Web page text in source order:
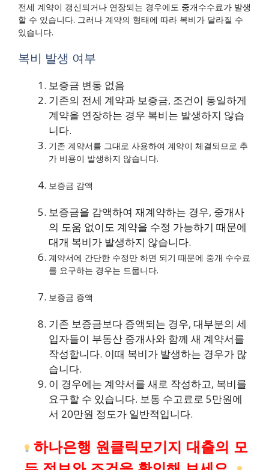
전세 계약이 갱신되거나 연장되는 경우에도 중개수수료가 발생
할 수 있습니다. 그러나 계약의 형태에 따라 복비가 달라질 수
있습니다.
복비 발생 여부
보증금 변동 없음
기존의 전세 계약과 보증금, 조건이 동일하게
계약을 연장하는 경우 복비는 발생하지 않습
니다.
기존 계약서를 그대로 사용하여 계약이 체결되므로 추
가 비용이 발생하지 않습니다.
보증금 감액
보증금을 감액하여 재계약하는 경우, 중개사
의 도움 없이도 계약을 수정 가능하기 때문에
대개 복비가 발생하지 않습니다.
계약서에 간단한 수정만 하면 되기 때문에 중개 수수료
를 요구하는 경우는 드뭅니다.
보증금 증액
기존 보증금보다 증액되는 경우, 대부분의 세
입자들이 부동산 중개사와 함께 새 계약서를
작성합니다. 이때 복비가 발생하는 경우가 많
습니다.
이 경우에는 계약서를 새로 작성하고, 복비를
요구할 수 있습니다. 보통 수고료로 5만원에
서 20만원 정도가 일반적입니다.
하나은행 원클릭모기지 대출의 모